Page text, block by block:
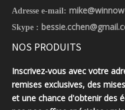
Adresse e-mail:
Skype :
NOS PRODUITS
Inscrivez-vous avec votre
remises exclusives, des
et une chance d'obtenir des